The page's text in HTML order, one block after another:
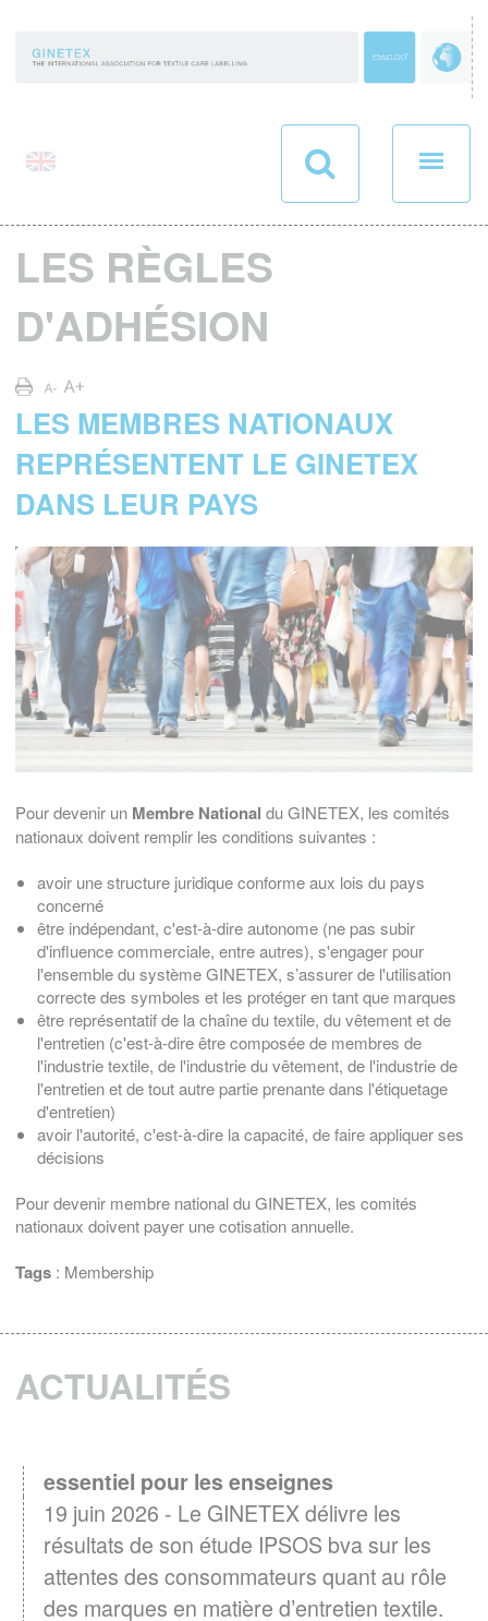
LES RÈGLES
D'ADHÉSION
LES MEMBRES NATIONAUX
REPRÉSENTENT LE GINETEX
DANS LEUR PAYS
Pour devenir un Membre National du GINETEX, les comités
nationaux doivent remplir les conditions suivantes :
avoir une structure juridique conforme aux lois du pays
concerné
être indépendant, c'est-à-dire autonome (ne pas subir
d'influence commerciale, entre autres), s'engager pour
l'ensemble du système GINETEX, s’assurer de l'utilisation
correcte des symboles et les protéger en tant que marques
être représentatif de la chaîne du textile, du vêtement et de
l'entretien (c'est-à-dire être composée de membres de
l'industrie textile, de l'industrie du vêtement, de l'industrie de
l'entretien et de tout autre partie prenante dans l'étiquetage
d'entretien)
avoir l'autorité, c'est-à-dire la capacité, de faire appliquer ses
décisions
Pour devenir membre national du GINETEX, les comités
nationaux doivent payer une cotisation annuelle.
Tags : Membership
ACTUALITÉS
essentiel pour les enseignes
19 juin 2026 - Le GINETEX délivre les
résultats de son étude IPSOS bva sur les
attentes des consommateurs quant au rôle
des marques en matière d’entretien textile.